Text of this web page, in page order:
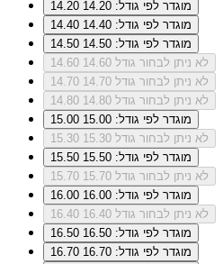
14.20
מוגדר לפי גודל: 14.20
14.40
מוגדר לפי גודל: 14.40
14.50
מוגדר לפי גודל: 14.50
14.60
לא ניתן לבחור גודל 14.60
14.70
לא ניתן לבחור גודל 14.70
14.80
לא ניתן לבחור גודל 14.80
15.00
מוגדר לפי גודל: 15.00
15.30
לא ניתן לבחור גודל 15.30
15.50
מוגדר לפי גודל: 15.50
15.70
לא ניתן לבחור גודל 15.70
16.00
מוגדר לפי גודל: 16.00
16.40
לא ניתן לבחור גודל 16.40
16.50
מוגדר לפי גודל: 16.50
16.70
מוגדר לפי גודל: 16.70